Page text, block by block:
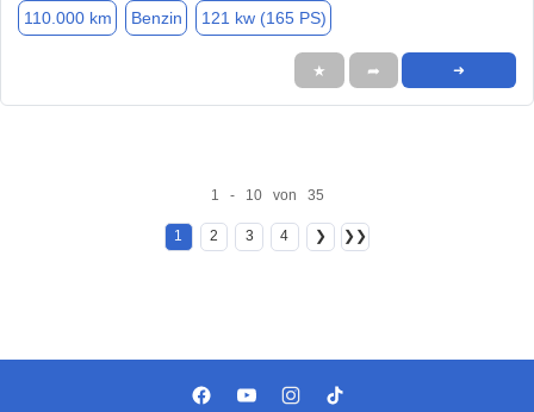
110.000 km Benzin 121 kw (165 PS)
★ ➦ ➜
1 - 10 von 35
1 2 3 4 ❯ ❯❯